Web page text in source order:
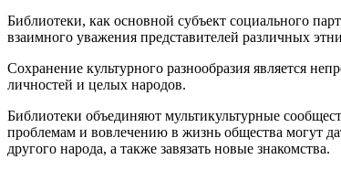
Библиотеки, как основной субъект социального
взаимного уважения представителей различных
Сохранение культурного разнообразия является
личностей и целых народов.
Библиотеки объединяют мультикультурные
проблемам и вовлечению в жизнь общества могут
другого народа, а также завязать новые знакомства.